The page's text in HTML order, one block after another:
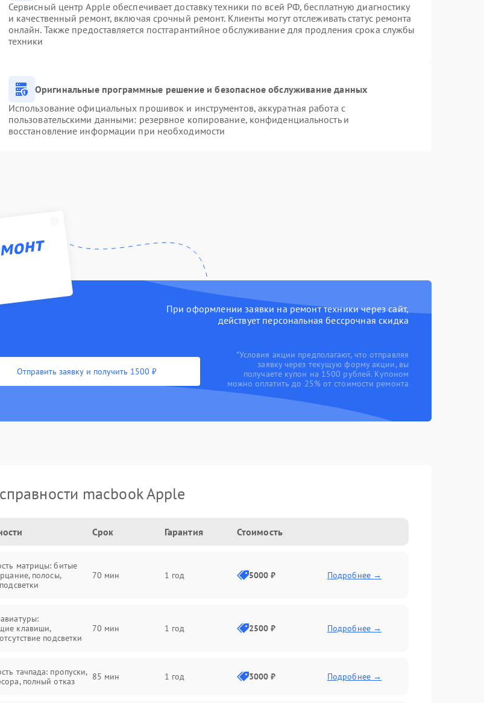
Сервисный центр Apple обеспечивает доставку техники по всей РФ, бесплатную диагностику
и качественный ремонт, включая срочный ремонт. Клиенты могут отслеживать статус ремонта
онлайн. Также предоставляется постгарантийное обслуживание для продления срока службы
техники
Оригинальные программные решение и безопасное обслуживание данных
Использование официальных прошивок и инструментов, аккуратная работа с
пользовательскими данными: резервное копирование, конфиденциальность и
восстановление информации при необходимости
При оформлении заявки на ремонт техники через сайт,
действует персональная бессрочная скидка
Отправить заявку и получить 1500 ₽
*Условия акции предполагают, что отправляя
заявку через текущую форму акции, вы
получаете купон на 1500 рублей. Купоном
можно оплатить до 25% от стоимости ремонта
macbook Apple
Срок Гарантия Стоимость
матрицы: битые
полосы,
70 мин 1 год 5000 ₽ Подробнее →
клавиши,
подсветки
70 мин 1 год 2500 ₽ Подробнее →
тачпада: пропуски,
полный отказ
85 мин 1 год 3000 ₽ Подробнее →